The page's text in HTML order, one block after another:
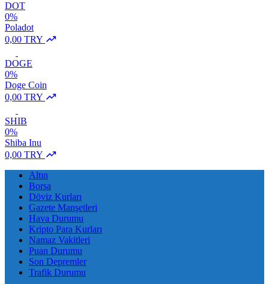
DOT
0%
Poladot
0,00 TRY
DOGE
0%
Doge Coin
0,00 TRY
SHIB
0%
Shiba Inu
0,00 TRY
Altın
Borsa
Döviz Kurları
Gazete Manşetleri
Hava Durumu
Kripto Para Kurları
Namaz Vakitleri
Puan Durumu
Son Depremler
Trafik Durumu